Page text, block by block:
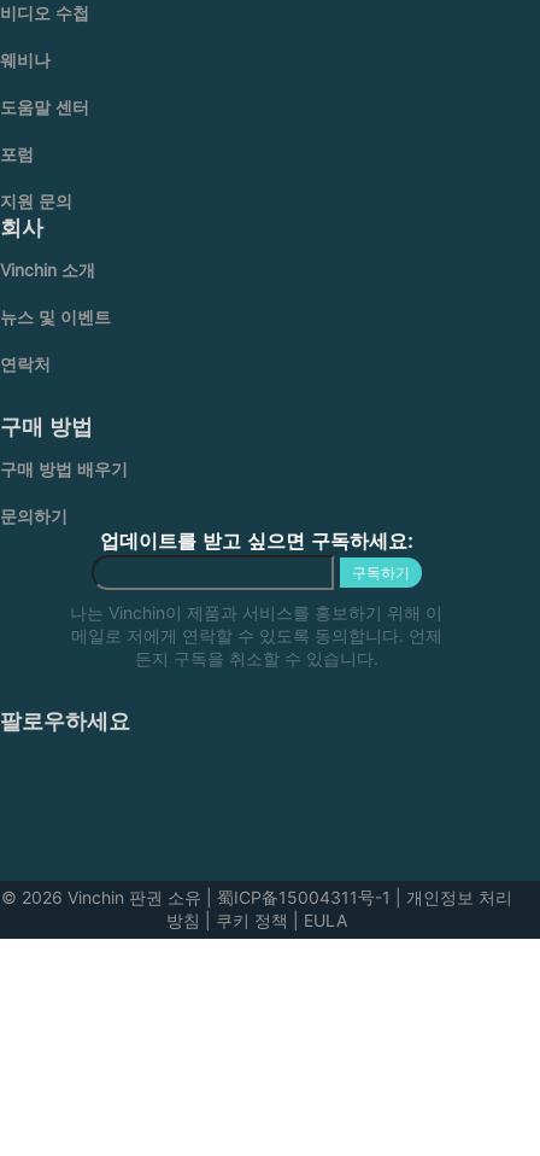
비디오 수첩
웨비나
도움말 센터
포럼
지원 문의
회사
Vinchin 소개
뉴스 및 이벤트
연락처
구매 방법
구매 방법 배우기
문의하기
업데이트를 받고 싶으면 구독하세요:
구독하기
나는 Vinchin이 제품과 서비스를 홍보하기 위해 이
메일로 저에게 연락할 수 있도록 동의합니다. 언제
든지 구독을 취소할 수 있습니다.
팔로우하세요
© 2026 Vinchin 판권 소유 蜀ICP备15004311号-1
개인정보 처리
방침
쿠키 정책 EULA